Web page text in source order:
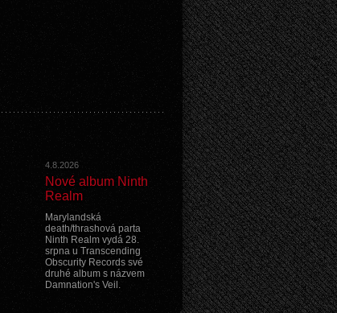
4.8.2026
Nové album Ninth
Realm
Marylandská
death/thrashová parta
Ninth Realm vydá 28.
srpna u Transcending
Obscurity Records své
druhé album s názvem
Damnation's Veil.